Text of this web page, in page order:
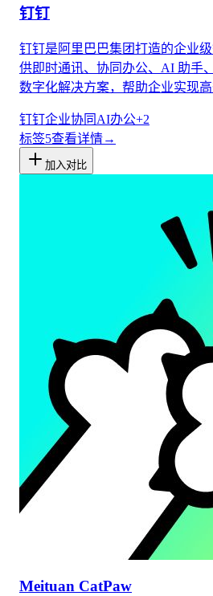
钉钉
钉钉是阿里巴巴集团打造的企业
供即时通讯、协同办公、AI 助手
数字化解决方案，帮助企业实现
钉钉企业协同 AI办公+2
标签5查看详情→
加入对比
Meituan CatPaw